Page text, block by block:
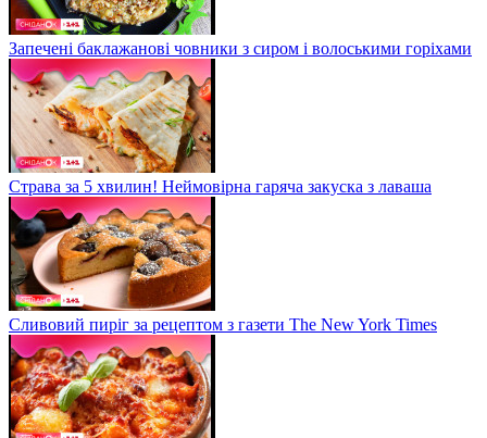
Запечені баклажанові човники з сиром і волоськими горіхами
Страва за 5 хвилин! Неймовірна гаряча закуска з лаваша
Сливовий пиріг за рецептом з газети The New York Times